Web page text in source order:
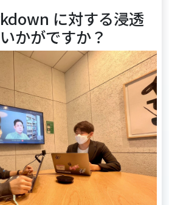
に対する浸透
かがですか？